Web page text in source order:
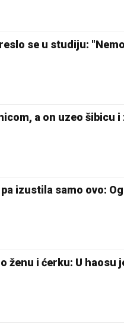
se u studiju:
a on uzeo šibicu i
izustila samo ovo:
ženu i ćerku: U haosu